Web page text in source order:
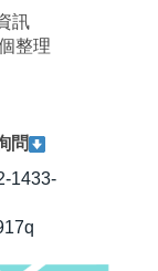
訊
整理
問
1433-